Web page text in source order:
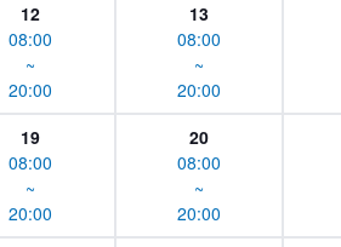
12
08:00
~
20:00
13
08:00
~
20:00
19
08:00
~
20:00
20
08:00
~
20:00